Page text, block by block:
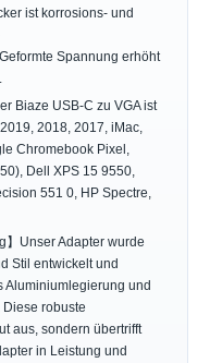
ist korrosions- und
Spannung erhöht
Biaze USB-C zu VGA ist
2018, 2017, iMac,
Chromebook Pixel,
Dell XPS 15 9550,
551 0, HP Spectre,
】Unser Adapter wurde
Stil entwickelt und
Aluminiumlegierung und
robuste
aus, sondern übertrifft
in Leistung und